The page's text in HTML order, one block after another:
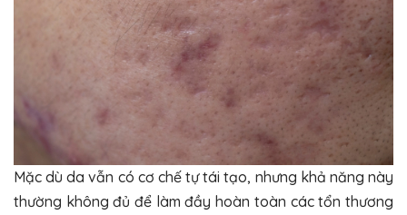
Mặc dù da vẫn có cơ chế tự tái tạo, nhưng khả năng này
thường không đủ để làm đầy hoàn toàn các tổn thương